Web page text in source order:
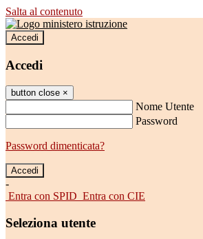
Salta al contenuto
Accedi
Accedi
button close ×
Nome Utente
Password
Password dimenticata?
-
Entra con SPID Entra con CIE
Seleziona utente